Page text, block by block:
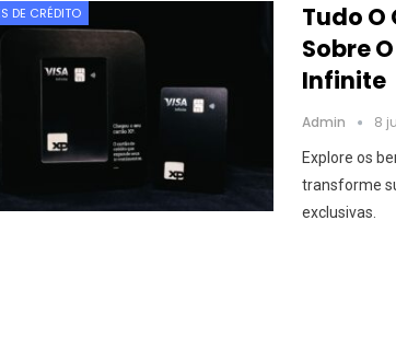
DE CRÉDITO
Tudo O
Sobre
Infinite
Admin 8
Explore os
transforme
exclusivas.